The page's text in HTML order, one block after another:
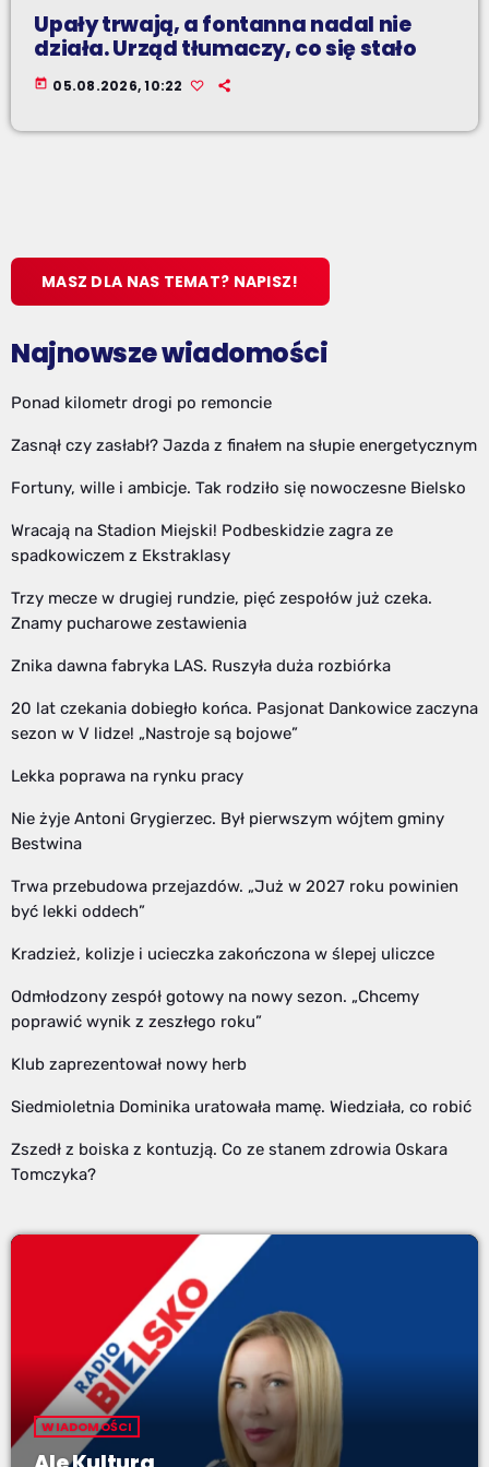
Upały trwają, a fontanna nadal nie
działa. Urząd tłumaczy, co się stało
today 05.08.2026, 10:22
MASZ DLA NAS TEMAT? NAPISZ!
Najnowsze wiadomości
Ponad kilometr drogi po remoncie
Zasnął czy zasłabł? Jazda z finałem na słupie energetycznym
Fortuny, wille i ambicje. Tak rodziło się nowoczesne Bielsko
Wracają na Stadion Miejski! Podbeskidzie zagra ze
spadkowiczem z Ekstraklasy
Trzy mecze w drugiej rundzie, pięć zespołów już czeka.
Znamy pucharowe zestawienia
Znika dawna fabryka LAS. Ruszyła duża rozbiórka
20 lat czekania dobiegło końca. Pasjonat Dankowice zaczyna
sezon w V lidze! „Nastroje są bojowe”
Lekka poprawa na rynku pracy
Nie żyje Antoni Grygierzec. Był pierwszym wójtem gminy
Bestwina
Trwa przebudowa przejazdów. „Już w 2027 roku powinien
być lekki oddech”
Kradzież, kolizje i ucieczka zakończona w ślepej uliczce
Odmłodzony zespół gotowy na nowy sezon. „Chcemy
poprawić wynik z zeszłego roku”
Klub zaprezentował nowy herb
Siedmioletnia Dominika uratowała mamę. Wiedziała, co robić
Zszedł z boiska z kontuzją. Co ze stanem zdrowia Oskara
Tomczyka?
WIADOMOŚCI